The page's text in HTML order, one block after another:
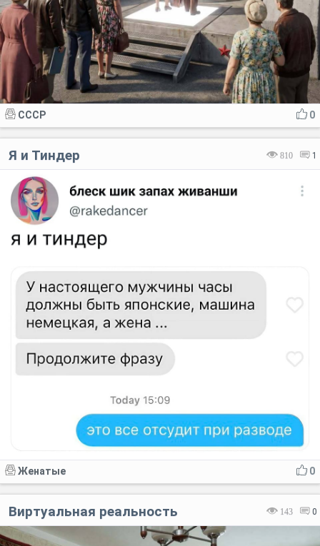
0
СССР
810 1
Я и Тиндер
0
Женатые
143 0
Виртуальная реальность